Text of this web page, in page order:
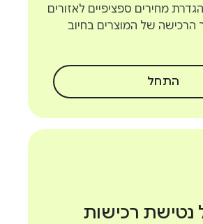
מחירים ספציפיים לאזורים
הרכישה של המוצרים בחיוב
התחל
נטישת רכישות